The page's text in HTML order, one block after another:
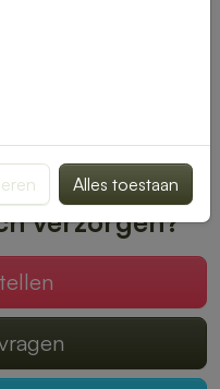
van verse, smaakvolle
rijk belegd broodje, een
– wij bezorgen het bij
zonder zorgen van een
verzorgen?
Alles toestaan